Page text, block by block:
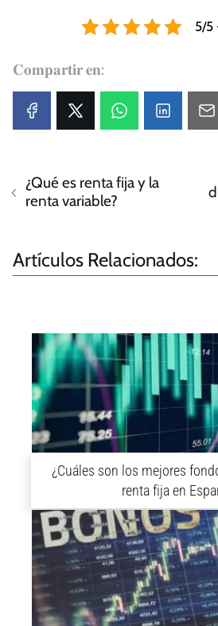
5/5
𝐂𝐨𝐦𝐩𝐚𝐫𝐭𝐢𝐫 𝐞𝐧:
¿Qué es renta fija y la
renta variable?
Artículos Relacionados:
¿Cuáles son los mejores
renta fija en